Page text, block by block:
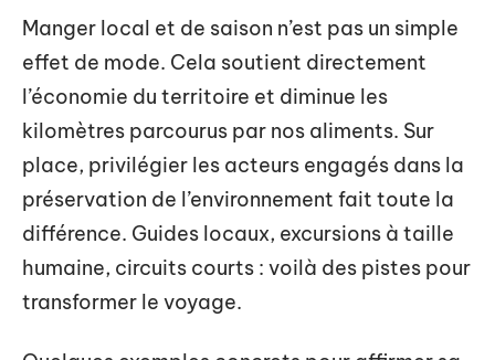
Manger local et de saison n’est pas un simple
effet de mode. Cela soutient directement
l’économie du territoire et diminue les
kilomètres parcourus par nos aliments. Sur
place, privilégier les acteurs engagés dans la
préservation de l’environnement fait toute la
différence. Guides locaux, excursions à taille
humaine, circuits courts : voilà des pistes pour
transformer le voyage.